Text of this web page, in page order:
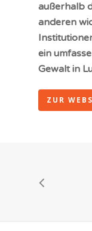
außerhalb
anderen
ein
Gewalt in
ZUR